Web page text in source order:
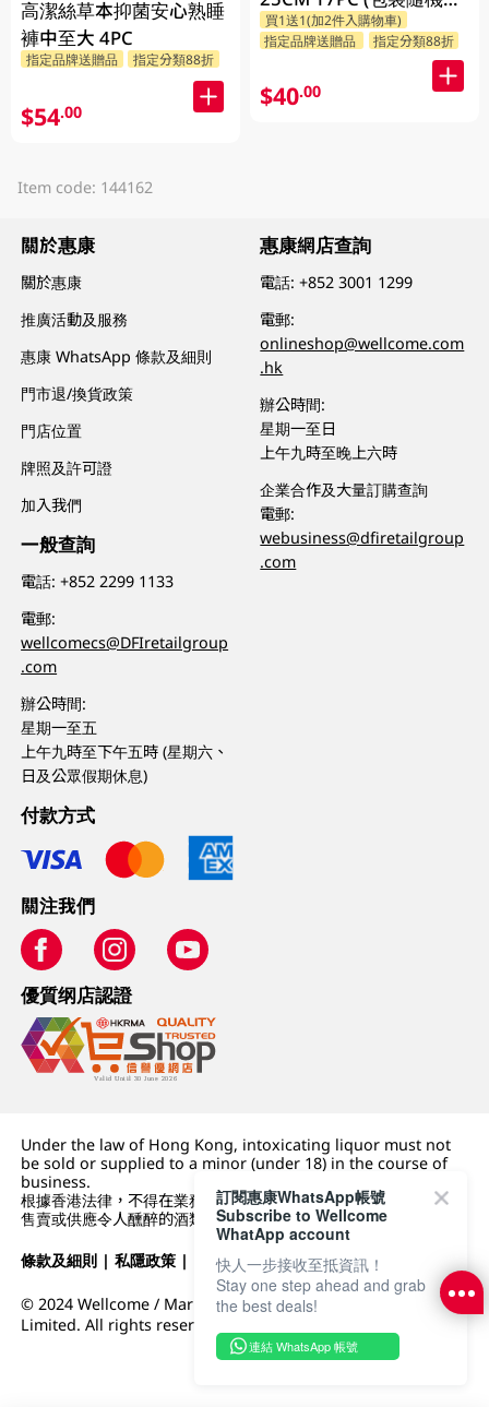
高潔絲草本抑菌安心熟睡
褲中至大 4PC
指定品牌送贈品 指定分類88折
$54.00
放)
買1送1(加2件入購物車)
指定品牌送贈品
指定分類88折
$40.00
Item code: 144162
關於惠康
關於惠康
推廣活動及服務
惠康 WhatsApp 條款及細則
門市退/換貨政策
門店位置
牌照及許可證
加入我們
一般查詢
電話:+852 2299 1133
電郵:
wellcomecs@DFIretailgroup
.com
辦公時間:
星期一至五
上午九時至下午五時 (星期六、
日及公眾假期休息)
惠康網店查詢
電話:+852 3001 1299
電郵:
onlineshop@wellcome.com
.hk
辦公時間:
星期一至日
上午九時至晚上六時
企業合作及大量訂購查詢
電郵:
webusiness@dfiretailgroup
.com
付款方式
關注我們
優質纲店認證
Under the law of Hong Kong, intoxicating liquor must not
be sold or supplied to a minor (under 18) in the course of
business.
根據香港法律，不得在業務過程中，向未成年人 (18 歲以下人士)
售賣或供應令人醺醉的酒類。
條款及細則 |私隱政策 | DFI零售集團
© 2024 Wellcome / Market Place. The Dairy Farm Company
Limited. All rights reserved.
訂閱惠康WhatsApp帳號
Subscribe to Wellcome
WhatApp account
快人一步接收至抵資訊！
Stay one step ahead and grab
the best deals!
連結 WhatsApp 帳號